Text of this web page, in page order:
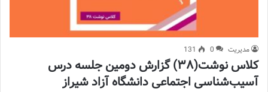
مدیریت 0
131
کلاس نوشت(۳۸) گزارش دومین جلسه درس
آسیب‌شناسی اجتماعی دانشگاه آزاد شیراز